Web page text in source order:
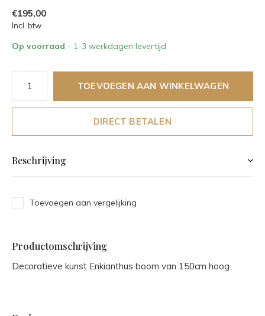
€195,00
Incl. btw
Op voorraad - 1-3 werkdagen levertijd
TOEVOEGEN AAN WINKELWAGEN
DIRECT BETALEN
Beschrijving
Toevoegen aan vergelijking
Productomschrijving
Decoratieve kunst Enkianthus boom van 150cm hoog.